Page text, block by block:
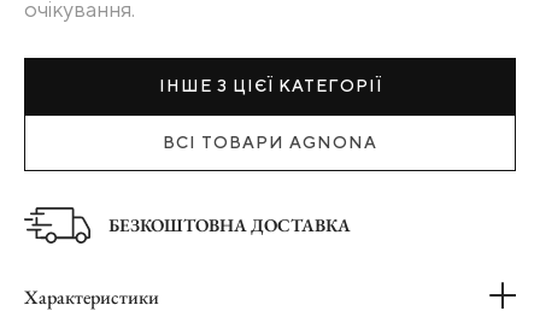
очікування.
ІНШЕ З ЦІЄЇ КАТЕГОРІЇ
ВСІ ТОВАРИ AGNONA
БЕЗКОШТОВНА ДОСТАВКА
Характеристики